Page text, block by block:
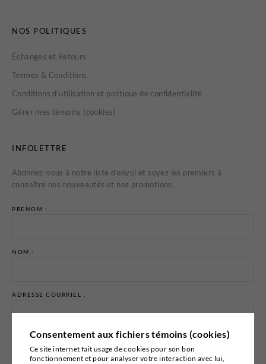
NOS POLITIQUES
Échanges et Retours
Termes & Conditions
Conditions d’utilisation et politique de confidentialité
Gérer mes témoins (cookies)
INFOLETTRE
Abonnez-vous à notre liste d’envoi et soyez les premiers à
connaître nos nouveautés et nos promotions.
PRÉNOM :
NOM :
ADRESSE COURRIEL :
Consentement aux fichiers témoins (cookies)
Ce site internet fait usage de cookies pour son bon
fonctionnement et pour analyser votre interaction avec lui,